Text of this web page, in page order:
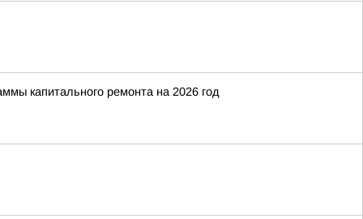
капитального ремонта на 2026 год